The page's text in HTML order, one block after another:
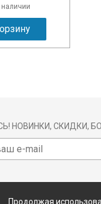
наличии
НОВИНКИ, СКИДКИ,
Продолжая